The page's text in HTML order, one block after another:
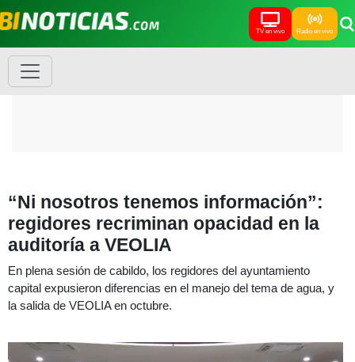
TV en vivo Radio en vivo
“Ni nosotros tenemos información”:
regidores recriminan opacidad en la
auditoría a VEOLIA
En plena sesión de cabildo, los regidores del ayuntamiento
capital expusieron diferencias en el manejo del tema de agua, y
la salida de VEOLIA en octubre.